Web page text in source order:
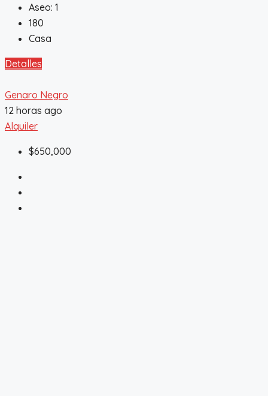
Aseo: 1
180
Casa
Detalles
Genaro Negro
12 horas ago
Alquiler
$650,000